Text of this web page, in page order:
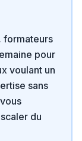
formateurs
pour
voulant un
sans
du